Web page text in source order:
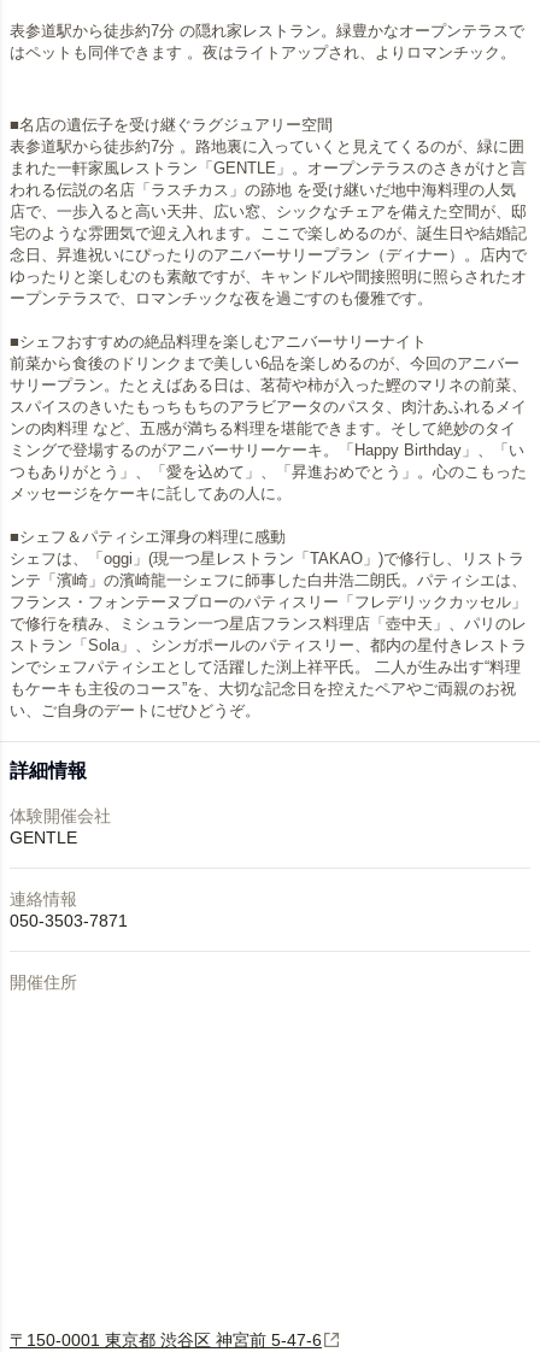
表参道駅から徒歩約7分 の隠れ家レストラン。緑豊かなオープンテラスで
はペットも同伴できます 。夜はライトアップされ、よりロマンチック。
■名店の遺伝子を受け継ぐラグジュアリー空間
表参道駅から徒歩約7分 。路地裏に入っていくと見えてくるのが、緑に囲
まれた一軒家風レストラン「GENTLE」。オープンテラスのさきがけと言
われる伝説の名店「ラスチカス」の跡地 を受け継いだ地中海料理の人気
店で、一歩入ると高い天井、広い窓、シックなチェアを備えた空間が、邸
宅のような雰囲気で迎え入れます。ここで楽しめるのが、誕生日や結婚記
念日、昇進祝いにぴったりのアニバーサリープラン（ディナー）。店内で
ゆったりと楽しむのも素敵ですが、キャンドルや間接照明に照らされたオ
ープンテラスで、ロマンチックな夜を過ごすのも優雅です。
■シェフおすすめの絶品料理を楽しむアニバーサリーナイト
前菜から食後のドリンクまで美しい6品を楽しめるのが、今回のアニバー
サリープラン。たとえばある日は、茗荷や柿が入った鰹のマリネの前菜、
スパイスのきいたもっちもちのアラビアータのパスタ、肉汁あふれるメイ
ンの肉料理 など、五感が満ちる料理を堪能できます。そして絶妙のタイ
ミングで登場するのがアニバーサリーケーキ。「Happy Birthday」、「い
つもありがとう」、「愛を込めて」、「昇進おめでとう」。心のこもった
メッセージをケーキに託してあの人に。
■シェフ＆パティシエ渾身の料理に感動
シェフは、「oggi」(現一つ星レストラン「TAKAO」)で修行し、リストラ
ンテ「濱崎」の濱崎龍一シェフに師事した白井浩二朗氏。パティシエは、
フランス・フォンテーヌブローのパティスリー「フレデリックカッセル」
で修行を積み、ミシュラン一つ星店フランス料理店「壺中天」、パリのレ
ストラン「Sola」、シンガポールのパティスリー、都内の星付きレストラ
ンでシェフパティシエとして活躍した渕上祥平氏。 二人が生み出す“料理
もケーキも主役のコース”を、大切な記念日を控えたペアやご両親のお祝
い、ご自身のデートにぜひどうぞ。
詳細情報
体験開催会社
GENTLE
連絡情報
050-3503-7871
開催住所
〒150-0001 東京都 渋谷区 神宮前 5-47-6